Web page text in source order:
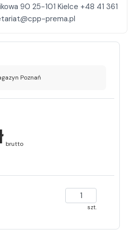
90 25-101 Kielce +48 41 361
Poznań
brutto
szt.